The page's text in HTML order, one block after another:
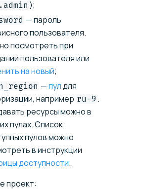
);
— пароль
пользователя.
посмотреть при
пользователя или
на новый;
—пулдля
например ru-9 .
ресурсы можно в
пулах. Список
пулов можно
в инструкции
доступности.
проект: